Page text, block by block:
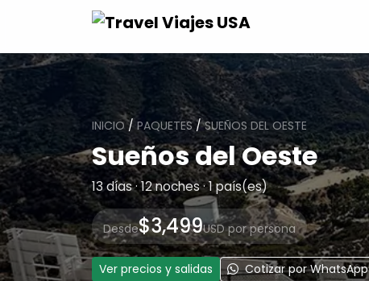
INICIO/PAQUETES/SUEÑOS DEL OESTE
Sueños del Oeste
13 días · 12 noches · 1 país(es)
Desde$3,499USD por persona
Ver precios y salidas Cotizar por WhatsApp